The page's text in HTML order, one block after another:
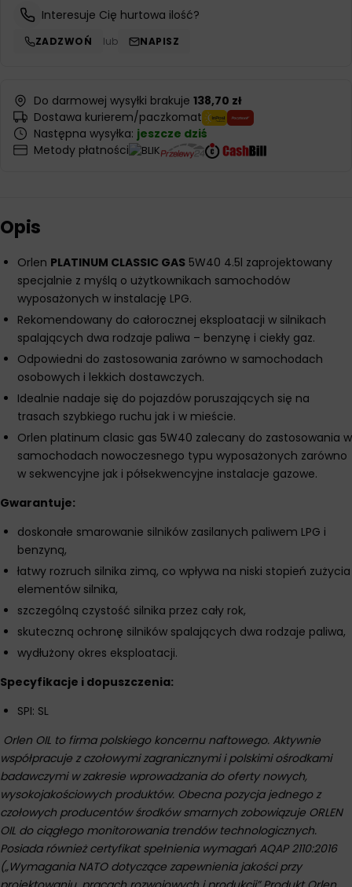
Interesuje Cię hurtowa ilość?
ZADZWOŃ lub NAPISZ
Do darmowej wysyłki brakuje 138,70 zł
Dostawa kurierem/paczkomat
Następna wysyłka: jeszcze dziś
Metody płatności
Opis
Orlen PLATINUM CLASSIC GAS 5W40 4.5l zaprojektowany
specjalnie z myślą o użytkownikach samochodów
wyposażonych w instalację LPG.
Rekomendowany do całorocznej eksploatacji w silnikach
spalających dwa rodzaje paliwa – benzynę i ciekły gaz.
Odpowiedni do zastosowania zarówno w samochodach
osobowych i lekkich dostawczych.
Idealnie nadaje się do pojazdów poruszających się na
trasach szybkiego ruchu jak i w mieście.
Orlen platinum clasic gas 5W40 zalecany do zastosowania w
samochodach nowoczesnego typu wyposażonych zarówno
w sekwencyjne jak i półsekwencyjne instalacje gazowe.
Gwarantuje:
doskonałe smarowanie silników zasilanych paliwem LPG i
benzyną,
łatwy rozruch silnika zimą, co wpływa na niski stopień zużycia
elementów silnika,
szczególną czystość silnika przez cały rok,
skuteczną ochronę silników spalających dwa rodzaje paliwa,
wydłużony okres eksploatacji.
Specyfikacje i dopuszczenia:
SPI: SL
Orlen OIL to firma polskiego koncernu naftowego. Aktywnie
współpracuje z czołowymi zagranicznymi i polskimi ośrodkami
badawczymi w zakresie wprowadzania do oferty nowych,
wysokojakościowych produktów. Obecna pozycja jednego z
czołowych producentów środków smarnych zobowiązuje ORLEN
OIL do ciągłego monitorowania trendów technologicznych.
Posiada również certyfikat spełnienia wymagań AQAP 2110:2016
(„Wymagania NATO dotyczące zapewnienia jakości przy